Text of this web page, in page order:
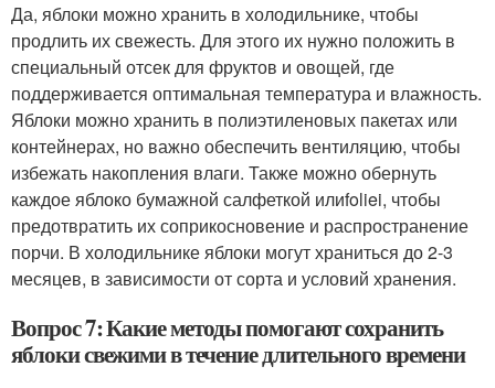
Да, яблоки можно хранить в холодильнике, чтобы
продлить их свежесть. Для этого их нужно положить в
специальный отсек для фруктов и овощей, где
поддерживается оптимальная температура и влажность.
Яблоки можно хранить в полиэтиленовых пакетах или
контейнерах, но важно обеспечить вентиляцию, чтобы
избежать накопления влаги. Также можно обернуть
каждое яблоко бумажной салфеткой илиfoliei, чтобы
предотвратить их соприкосновение и распространение
порчи. В холодильнике яблоки могут храниться до 2-3
месяцев, в зависимости от сорта и условий хранения.
Вопрос 7: Какие методы помогают сохранить
яблоки свежими в течение длительного времени